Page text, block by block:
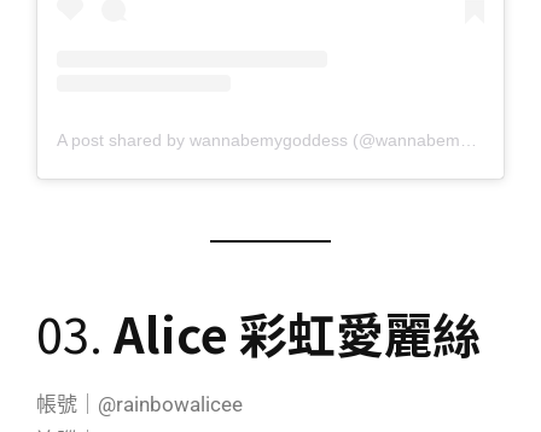
A post shared by wannabemygoddess (@wannabemygoddess)
03. Alice 彩虹愛麗絲
帳號｜@rainbowalicee